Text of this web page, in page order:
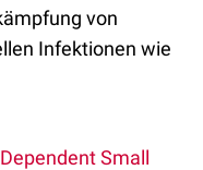
von
Infektionen wie
Small